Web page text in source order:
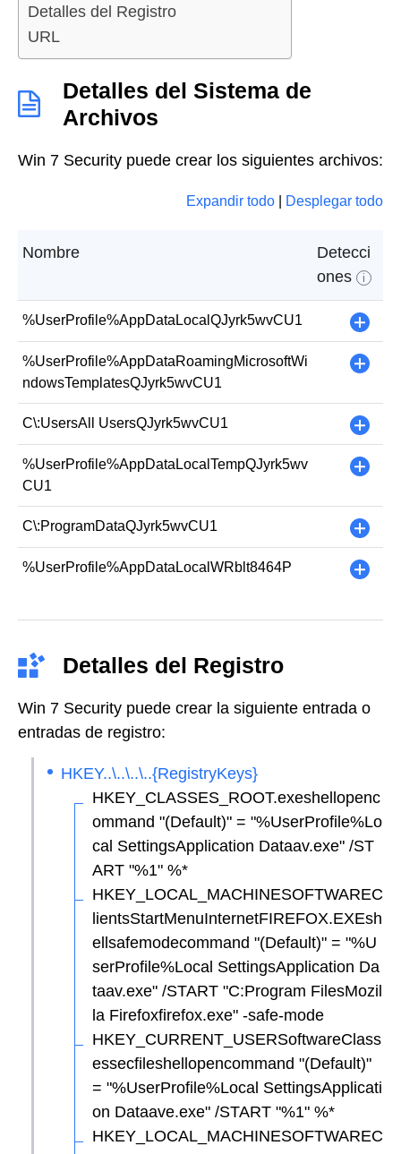
Detalles del Registro
URL
Detalles del Sistema de
Archivos
Win 7 Security puede crear los siguientes archivos:
Expandir todo Desplegar todo
Nombre
Detecci
ones
i
%UserProfile%AppDataLocalQJyrk5wvCU1 +
%UserProfile%AppDataRoamingMicrosoftWi
ndowsTemplatesQJyrk5wvCU1
+
C\:UsersAll UsersQJyrk5wvCU1 +
%UserProfile%AppDataLocalTempQJyrk5wv
CU1
+
C\:ProgramDataQJyrk5wvCU1 +
%UserProfile%AppDataLocalWRblt8464P +
Detalles del Registro
Win 7 Security puede crear la siguiente entrada o
entradas de registro:
HKEY..\..\..\..{RegistryKeys}
HKEY_CLASSES_ROOT.exeshellopenc
ommand "(Default)" = "%UserProfile%Lo
cal SettingsApplication Dataav.exe" /ST
ART "%1" %*
HKEY_LOCAL_MACHINESOFTWAREC
lientsStartMenuInternetFIREFOX.EXEsh
ellsafemodecommand "(Default)" = "%U
serProfile%Local SettingsApplication Da
taav.exe" /START "C:Program FilesMozil
la Firefoxfirefox.exe" -safe-mode
HKEY_CURRENT_USERSoftwareClass
essecfileshellopencommand "(Default)"
= "%UserProfile%Local SettingsApplicati
on Dataave.exe" /START "%1" %*
HKEY_LOCAL_MACHINESOFTWAREC